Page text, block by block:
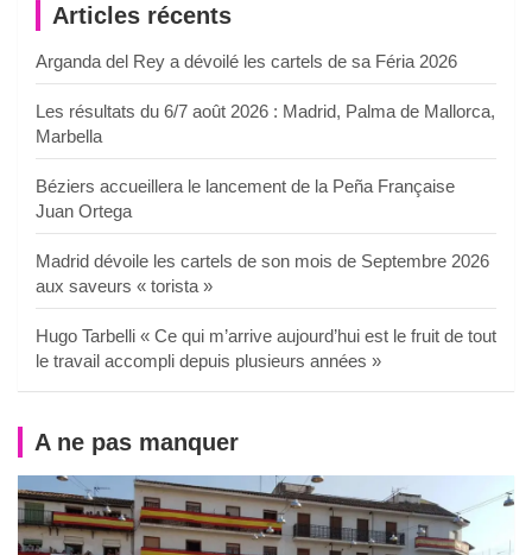
Articles récents
Arganda del Rey a dévoilé les cartels de sa Féria 2026
Les résultats du 6/7 août 2026 : Madrid, Palma de Mallorca,
Marbella
Béziers accueillera le lancement de la Peña Française
Juan Ortega
Madrid dévoile les cartels de son mois de Septembre 2026
aux saveurs « torista »
Hugo Tarbelli « Ce qui m’arrive aujourd’hui est le fruit de tout
le travail accompli depuis plusieurs années »
A ne pas manquer